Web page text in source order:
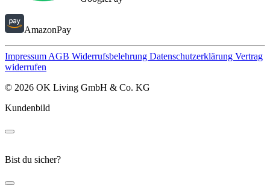
AmazonPay
ImpressumAGB Widerrufsbelehrung Datenschutzerklärung Vertrag
widerrufen
© 2026 OK Living GmbH & Co. KG
Kundenbild
Bist du sicher?